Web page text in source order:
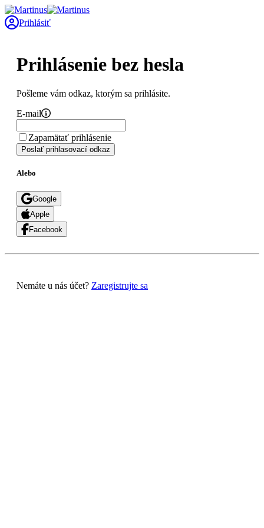
Prihlásiť
Prihlásenie bez hesla
Pošleme vám odkaz, ktorým sa prihlásite.
E-mail
Zapamätať prihlásenie
Poslať prihlasovací odkaz
Alebo
Google
Apple
Facebook
Nemáte u nás účet? Zaregistrujte sa